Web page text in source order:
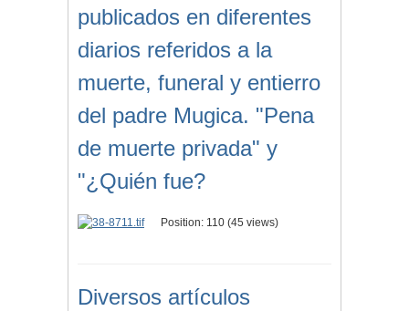
publicados en diferentes
diarios referidos a la
muerte, funeral y entierro
del padre Mugica. "Pena
de muerte privada" y
"¿Quién fue?
Position: 110 (45 views)
Diversos artículos